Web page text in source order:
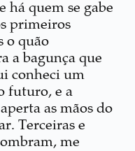
há quem se gabe
primeiros
o quão
a bagunça que
conheci um
futuro, e a
as mãos do
Terceiras e
me